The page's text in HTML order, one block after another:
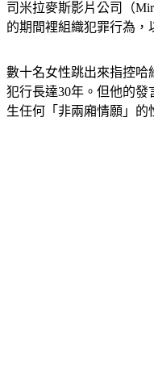
司米拉麥斯影片公司（
的期間裡組織犯罪行為，
數十名女性跳出來指控哈
犯行長達30年。但他的
生任何「非兩廂情願」的